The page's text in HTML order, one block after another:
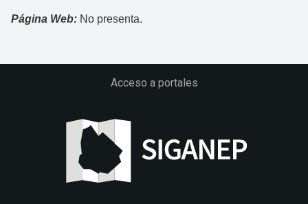
Página Web: No presenta.
Acceso a portales